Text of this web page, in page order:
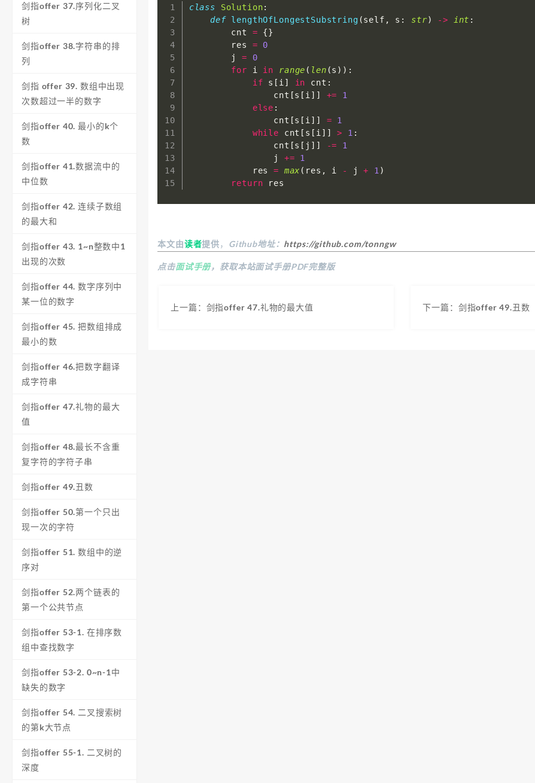
class Solution:
def lengthOfLongestSubstring (self , s : str) -> int :
        cnt
= {}
        res
=
0
        j
=
0
for i in range ( len (s ) ) :
if s [ i ] in cnt :
                cnt
[s [ i ] ] +=
1
else :
                cnt
[s [ i ] ] =
1
while cnt [ s [ i ] ] > 1 :
                cnt
[s [ j ] ] -=
1
                j
+=
1
            res
= max ( res , i - j + 1 )
return res
本文由读者提供， Github地址： https://github.com/tonngw
点击面试手册，获取本站面试手册PDF完整版
上一篇：剑指offer 47.礼物的最大值 下一篇：剑指offer 49.丑数
剑指offer 37.序列化二叉
树
剑指offer 38.字符串的排
列
剑指 offer 39. 数组中出现
次数超过一半的数字
剑指offer 40. 最小的k个
数
剑指offer 41.数据流中的
中位数
剑指offer 42. 连续子数组
的最大和
剑指offer 43. 1~n整数中1
出现的次数
剑指offer 44. 数字序列中
某一位的数字
剑指offer 45. 把数组排成
最小的数
剑指offer 46.把数字翻译
成字符串
剑指offer 47.礼物的最大
值
剑指offer 48.最长不含重
复字符的字符子串
剑指offer 49.丑数
剑指offer 50.第一个只出
现一次的字符
剑指offer 51. 数组中的逆
序对
剑指offer 52.两个链表的
第一个公共节点
剑指offer 53-1. 在排序数
组中查找数字
剑指offer 53-2. 0~n-1中
缺失的数字
剑指offer 54. 二叉搜索树
的第k大节点
剑指offer 55-1. 二叉树的
深度